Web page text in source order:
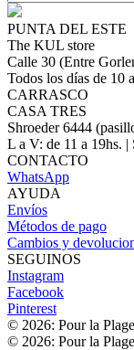
PUNTA DEL ESTE
The KUL store
Calle 30 (Entre
Todos los días de 10
CARRASCO
CASA TRES
Shroeder 6444
L a V: de 11 a 19hs. |
CONTACTO
WhatsApp
AYUDA
Envíos
Métodos de pago
Cambios y
SEGUINOS
Instagram
Facebook
Pinterest
© 2026: Pour la Plage
© 2026: Pour la Plage